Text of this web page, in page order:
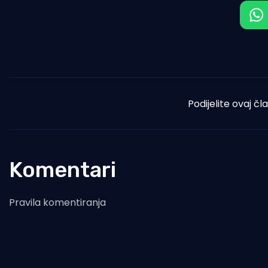
Podijelite ovaj
Komentari
Pravila komentiranja